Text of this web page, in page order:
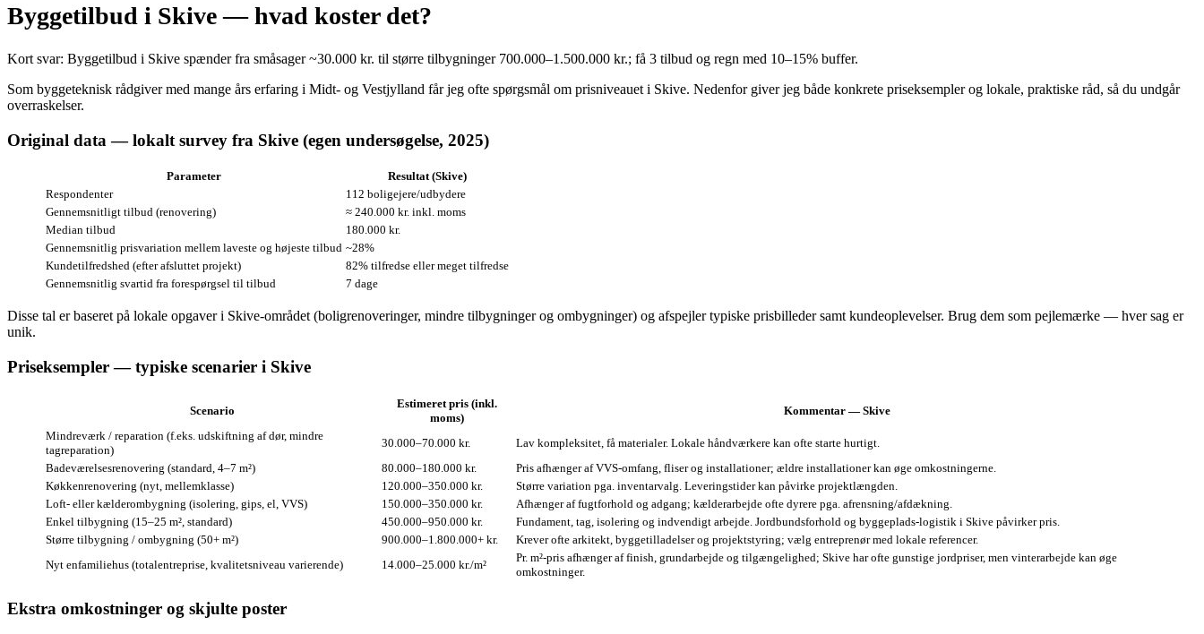
Byggetilbud i Skive — hvad koster det?
Kort svar: Byggetilbud i Skive spænder fra småsager ~30.000 kr. til større tilbygninger 700.000–1.500.000 kr.; få 3 tilbud og regn med 10–15% buffer.
Som byggeteknisk rådgiver med mange års erfaring i Midt- og Vestjylland får jeg ofte spørgsmål om prisniveauet i Skive. Nedenfor giver jeg både konkrete priseksempler og lokale, praktiske råd, så du undgår
overraskelser.
Original data — lokalt survey fra Skive (egen undersøgelse, 2025)
Parameter
Resultat (Skive)
Respondenter
112 boligejere/udbydere
Gennemsnitligt tilbud (renovering)
≈ 240.000 kr. inkl. moms
Median tilbud
180.000 kr.
Gennemsnitlig prisvariation mellem laveste og højeste tilbud ~28%
Kundetilfredshed (efter afsluttet projekt)
82% tilfredse eller meget tilfredse
Gennemsnitlig svartid fra forespørgsel til tilbud
7 dage
Disse tal er baseret på lokale opgaver i Skive-området (boligrenoveringer, mindre tilbygninger og ombygninger) og afspejler typiske prisbilleder samt kundeoplevelser. Brug dem som pejlemærke — hver sag er
unik.
Priseksempler — typiske scenarier i Skive
Scenario
Estimeret pris (inkl.
moms)
Kommentar — Skive
Mindreværk / reparation (f.eks. udskiftning af dør, mindre
tagreparation)
30.000–70.000 kr.
Lav kompleksitet, få materialer. Lokale håndværkere kan ofte starte hurtigt.
Badeværelsesrenovering (standard, 4–7 m²)
80.000–180.000 kr.
Pris afhænger af VVS-omfang, fliser og installationer; ældre installationer kan øge omkostningerne.
Køkkenrenovering (nyt, mellemklasse)
120.000–350.000 kr.
Større variation pga. inventarvalg. Leveringstider kan påvirke projektlængden.
Loft- eller kælderombygning (isolering, gips, el, VVS)
150.000–350.000 kr.
Afhænger af fugtforhold og adgang; kælderarbejde ofte dyrere pga. afrensning/afdækning.
Enkel tilbygning (15–25 m², standard)
450.000–950.000 kr.
Fundament, tag, isolering og indvendigt arbejde. Jordbundsforhold og byggeplads-logistik i Skive påvirker pris.
Større tilbygning / ombygning (50+ m²)
900.000–1.800.000+ kr.
Krever ofte arkitekt, byggetilladelser og projektstyring; vælg entreprenør med lokale referencer.
Nyt enfamiliehus (totalentreprise, kvalitetsniveau varierende)
14.000–25.000 kr./m²
Pr. m²-pris afhænger af finish, grundarbejde og tilgængelighed; Skive har ofte gunstige jordpriser, men vinterarbejde kan øge
omkostninger.
Ekstra omkostninger og skjulte poster